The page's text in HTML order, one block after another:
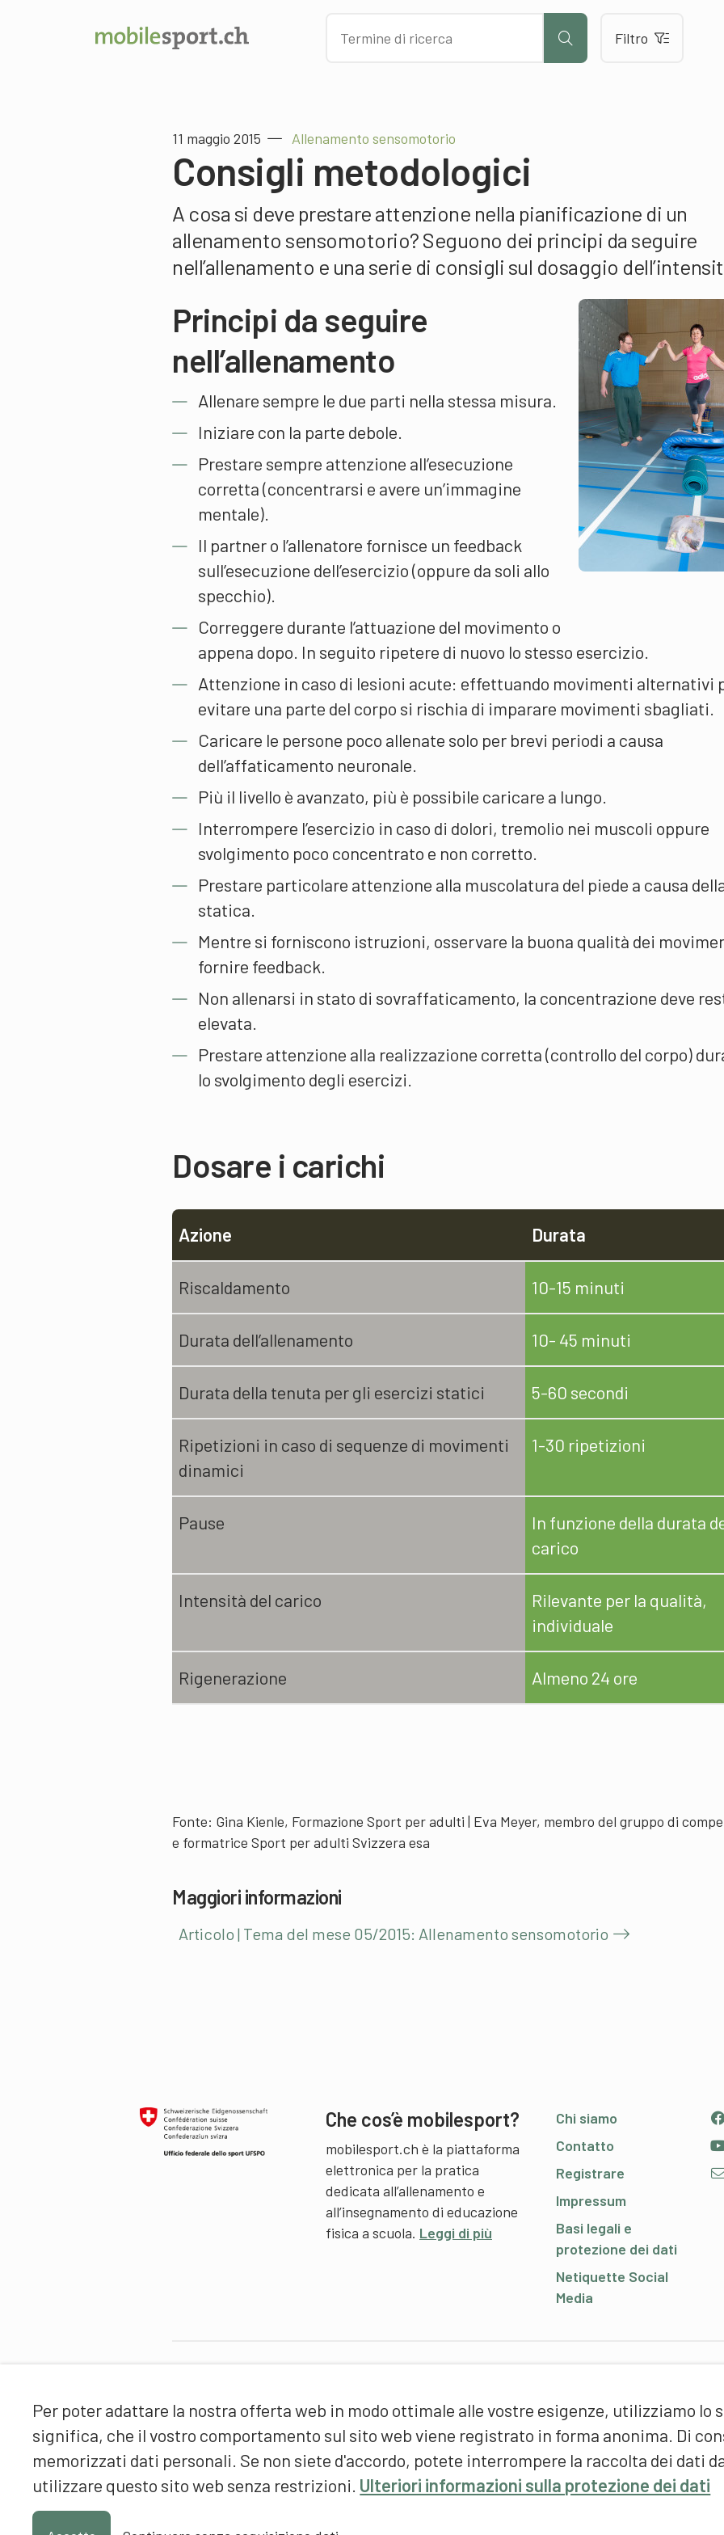
Per poter adattare la nostra offerta web in modo ottimale alle vostre esigenze, utilizziamo lo
significa, che il vostro comportamento sul sito web viene registrato in forma anonima. Di
memorizzati dati personali. Se non siete d'accordo, potete interrompere la raccolta dei dati
utilizzare questo sito web senza restrizioni. Ulteriori informazioni sulla protezione dei dati
Filtro
11 maggio 2015 Allenamento sensomotorio
Consigli metodologici
A cosa si deve prestare attenzione nella pianificazione di un
allenamento sensomotorio? Seguono dei principi da seguire
nell’allenamento e una serie di consigli sul dosaggio
Principi da seguire
nell’allenamento
Allenare sempre le due parti nella stessa misura.
Iniziare con la parte debole.
Prestare sempre attenzione all’esecuzione
corretta (concentrarsi e avere un’immagine
mentale).
Il partner o l’allenatore fornisce un feedback
sull’esecuzione dell’esercizio (oppure da soli allo
specchio).
Correggere durante l’attuazione del movimento o
appena dopo. In seguito ripetere di nuovo lo stesso esercizio.
Attenzione in caso di lesioni acute: effettuando movimenti alternativi
evitare una parte del corpo si rischia di imparare movimenti sbagliati.
Caricare le persone poco allenate solo per brevi periodi a causa
dell’affaticamento neuronale.
Più il livello è avanzato, più è possibile caricare a lungo.
Interrompere l’esercizio in caso di dolori, tremolio nei muscoli oppure
svolgimento poco concentrato e non corretto.
Prestare particolare attenzione alla muscolatura del piede a causa
statica.
Mentre si forniscono istruzioni, osservare la buona qualità dei
fornire feedback.
Non allenarsi in stato di sovraffaticamento, la concentrazione deve
elevata.
Prestare attenzione alla realizzazione corretta (controllo del corpo)
lo svolgimento degli esercizi.
Dosare i carichi
Azione Durata
Riscaldamento 10-15 minuti
Durata dell’allenamento 10- 45 minuti
Durata della tenuta per gli esercizi statici 5-60 secondi
Ripetizioni in caso di sequenze di movimenti
dinamici
1-30 ripetizioni
Pause
In funzione della durata
carico
Intensità del carico
Rilevante per la qualità,
individuale
Rigenerazione Almeno 24 ore
Fonte: Gina Kienle, Formazione Sport per adulti | Eva Meyer, membro del gruppo di
e formatrice Sport per adulti Svizzera esa
Maggiori informazioni
Articolo | Tema del mese 05/2015: Allenamento sensomotorio
Che cos’è mobilesport?
mobilesport.ch è la piattaforma
elettronica per la pratica
dedicata all’allenamento e
all’insegnamento di educazione
fisica a scuola. Leggi di più
Chi siamo
Contatto
Registrare
Impressum
Basi legali e
protezione dei dati
Netiquette Social
Media